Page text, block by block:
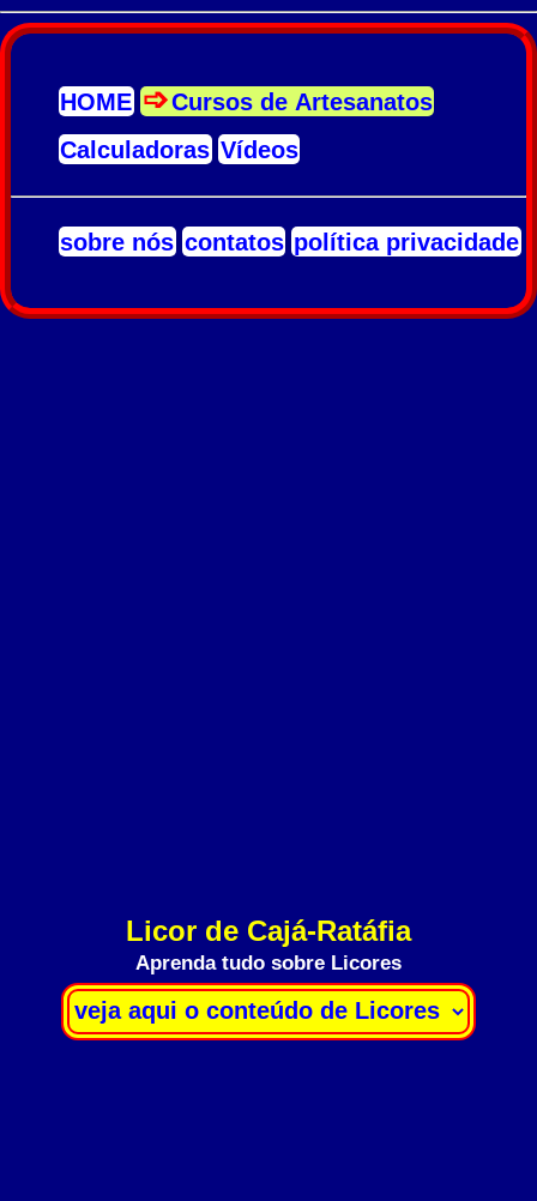
HOME
Cursos de Artesanatos
Calculadoras Vídeos
sobre nós contatos política privacidade
Licor de Cajá-Ratáfia
Aprenda tudo sobre Licores